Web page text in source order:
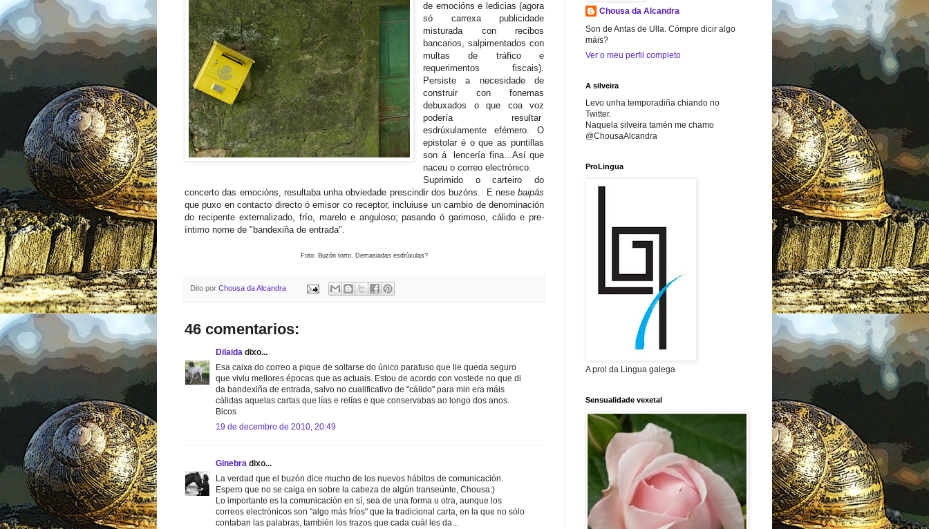
de emocións e ledicias (agora
só carrexa publicidade
misturada con recibos
bancarios, salpimentados con
multas de tráfico e
requerimentos fiscais).
Persiste a necesidade de
construir con fonemas
debuxados o que coa voz
podería resultar
esdrúxulamente efémero. O
epistolar é o que as puntillas
son á lencería fina...Así que
naceu o correo electrónico.
Suprimido o carteiro do
concerto das emocións, resultaba unha obviedade prescindir dos buzóns. E nese baipás
que puxo en contacto directo ó emisor co receptor, incluiuse un cambio de denominación
do recipente externalizado, frío, marelo e anguloso; pasando ó garimoso, cálido e pre-
íntimo nome de "bandexiña de entrada".
Foto: Buzón torto. Demasiadas esdrúxulas?
Dito por Chousa da Alcandra
46 comentarios:
Dilaida dixo...
Esa caixa do correo a pique de soltarse do único parafuso que lle queda seguro
que viviu mellores épocas que as actuais. Estou de acordo con vostede no que di
da bandexiña de entrada, salvo no cualificativo de "cálido" para min era máis
cálidas aquelas cartas que lías e relías e que conservabas ao longo dos anos.
Bicos
19 de decembro de 2010, 20:49
Ginebra dixo...
La verdad que el buzón dice mucho de los nuevos hábitos de comunicación.
Espero que no se caiga en sobre la cabeza de algún transeúnte, Chousa:)
Lo importante es la comunicación en sí, sea de una forma u otra, aunque los
correos electrónicos son "algo más fríos" que la tradicional carta, en la que no sólo
contaban las palabras, también los trazos que cada cuál les da...
Chousa da Alcandra
Son de Antas de Ulla. Cómpre dicir algo
máis?
Ver o meu perfil completo
A silveira
Levo unha temporadiña chiando no
Twitter.
Naquela silveira tamén me chamo
@ChousaAlcandra
ProLingua
A prol da Lingua galega
Sensualidade vexetal